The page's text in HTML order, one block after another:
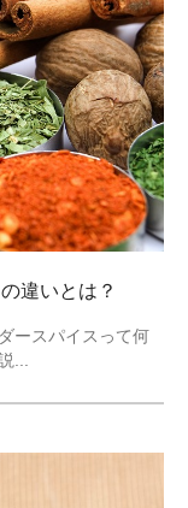
違いとは？
ースパイスって何
...